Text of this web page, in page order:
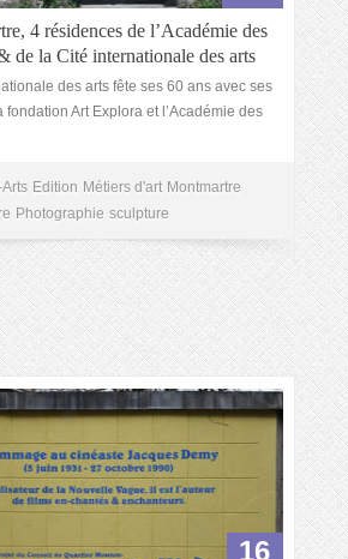
4 résidences de l’Académie des
de la Cité internationale des arts
des arts fête ses 60 ans avec ses
fondation Art Explora et l’Académie des
Edition Métiers d'art Montmartre
Photographie sculpture
16